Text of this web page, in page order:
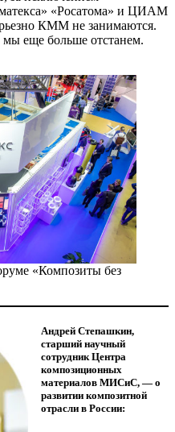
«Росатома» и ЦИАМ
КММ не занимаются.
мы еще больше отстанем.
«Композиты без
Андрей Степашкин,
старший научный
сотрудник Центра
композиционных
материалов МИСиС, — о
развитии композитной
отрасли в России: